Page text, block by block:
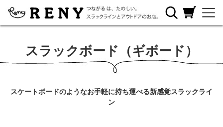
カートを見
る
ご利用ガイ
ド
て
スラックボード（ギボード）
スケートボードのようなお手軽に持ち運べる新感覚スラックライ
ン